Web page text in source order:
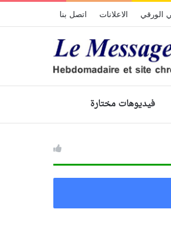
الورقي الاعلانات اتصل بنا
فيديوهات مختارة